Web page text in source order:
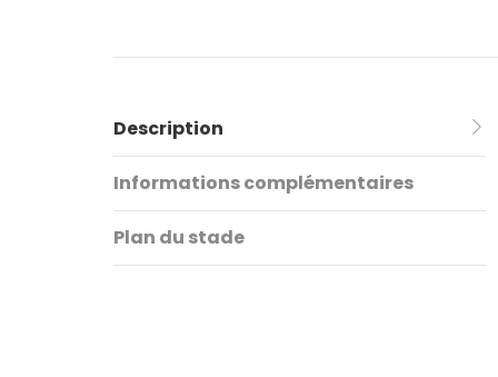
Description
Informations complémentaires
Plan du stade